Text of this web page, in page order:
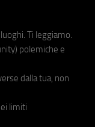
Ti leggiamo.
polemiche e
dalla tua, non
limiti